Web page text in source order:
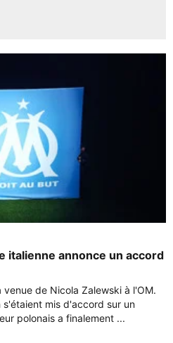
italienne annonce un accord
de Nicola Zalewski à l'OM.
s'étaient mis d'accord sur un
polonais a finalement ...